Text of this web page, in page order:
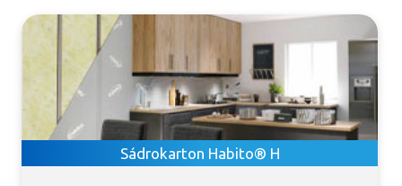
Sádrokarton Habito® H